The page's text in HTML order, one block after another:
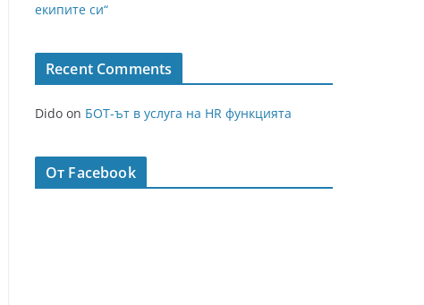
екипите си“
Recent Comments
Dido on БОТ-ът в услуга на HR функцията
От Facebook